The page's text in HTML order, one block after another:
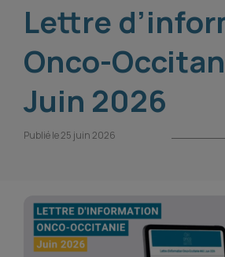
Lettre
Onco-
Juin 2026
Publié le 25 juin 2026